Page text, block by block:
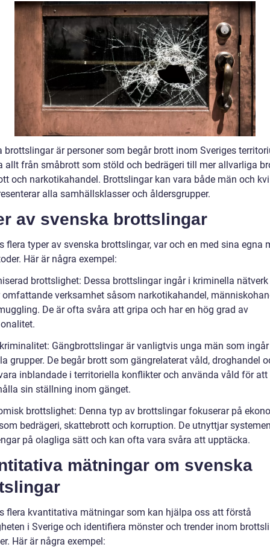
brottslingar är personer som begår brott inom Sveriges
allt från småbrott som stöld och bedrägeri till mer allvarliga
och narkotikahandel. Brottslingar kan vara både män och
alla samhällsklasser och åldersgrupper.
av svenska brottslingar
flera typer av svenska brottslingar, var och en med sina egna
Här är några exempel:
brottslighet: Dessa brottslingar ingår i kriminella
omfattande verksamhet såsom narkotikahandel,
De är ofta svåra att gripa och har en hög grad av
Gängbrottslingar är vanligtvis unga män som
grupper. De begår brott som gängrelaterat våld, droghandel
inblandade i territoriella konflikter och använda våld för att
sin ställning inom gänget.
brottslighet: Denna typ av brottslingar fokuserar på
bedrägeri, skattebrott och korruption. De utnyttjar
på olagliga sätt och kan ofta vara svåra att upptäcka.
mätningar om svenska
flera kvantitativa mätningar som kan hjälpa oss att förstå
i Sverige och identifiera mönster och trender inom
Här är några exempel: